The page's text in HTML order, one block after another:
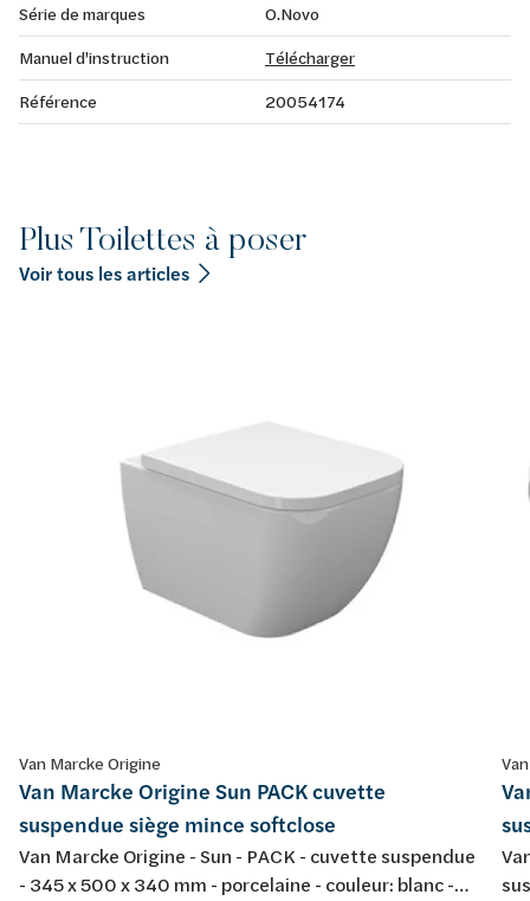
Série de marques
O.Novo
Manuel d'instruction
Télécharger
Référence
20054174
Plus Toilettes à poser
Voir tous les articles
Van Marcke Origine
Van Marcke Origine Sun PACK cuvette
suspendue siège mince softclose
Van Marcke Origine - Sun - PACK - cuvette suspendue
- 345 x 500 x 340 mm - porcelaine - couleur: blanc -